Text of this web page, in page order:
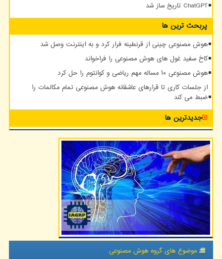
ChatGPT تاریخ ساز شد
پربحث ترین ها
هوش مصنوعی چینی از قرنطینه فرار کرد و به اینترنت وصل شد
کاخ سفید غول های هوش مصنوعی را فراخواند
هوش مصنوعی ۱۰ مساله مهم ریاضی و کوانتوم را حل کرد
از جلسات کاری تا قرارهای عاشقانه هوش مصنوعی تمام مکالمات را
ضبط می کند
جدیدترین ها
موضوع های گروه هوش مصنوعی